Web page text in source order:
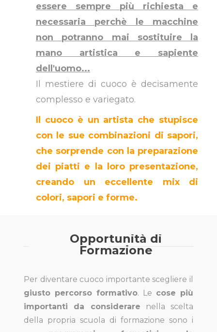
essere sempre più richiesta e
necessaria perchè le macchine
non potranno mai sostituire la
mano artistica e sapiente
dell'uomo...
Il mestiere di cuoco è decisamente
complesso e variegato.
Il cuoco è un artista che stupisce
con le sue combinazioni di sapori,
che sorprende con la preparazione
dei piatti e la loro presentazione,
creando un eccellente mix di
colori, sapori e forme.
Opportunità di
Formazione
Per diventare cuoco importante scegliere il
giusto percorso formativo. Le cose più
importanti da considerare nella scelta
della propria scuola di formazione sono i